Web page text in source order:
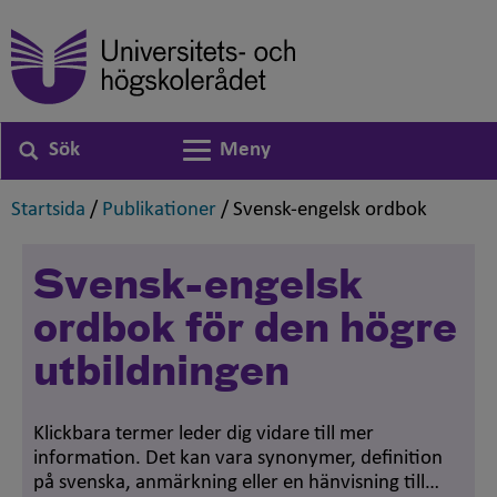
Sök
Växla navigering
Meny
Startsida ,
/ Publikationer ,
/ Svensk-engelsk ordbok
Svensk-engelsk
ordbok för den högre
utbildningen
Klickbara termer leder dig vidare till mer
information. Det kan vara synonymer, definition
på svenska, anmärkning eller en hänvisning till